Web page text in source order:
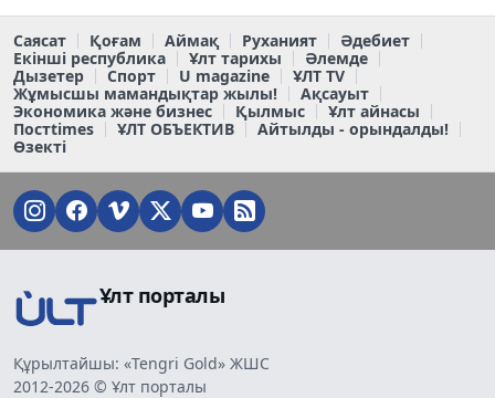
Саясат Қоғам Аймақ Руханият
Әдебиет
Екінші республика
Ұлт тарихы
Әлемде
Дызетер
Спорт U magazine
ҰЛТ TV
Жұмысшы мамандықтар жылы!
Ақсауыт
Экономика және бизнес
Қылмыс
Ұлт айнасы
Постtimes
ҰЛТ ОБЪЕКТИВ
Айтылды - орындалды!
Өзекті
Ұлт порталы
Құрылтайшы: «Tengri Gold» ЖШС
2012-2026 © Ұлт порталы